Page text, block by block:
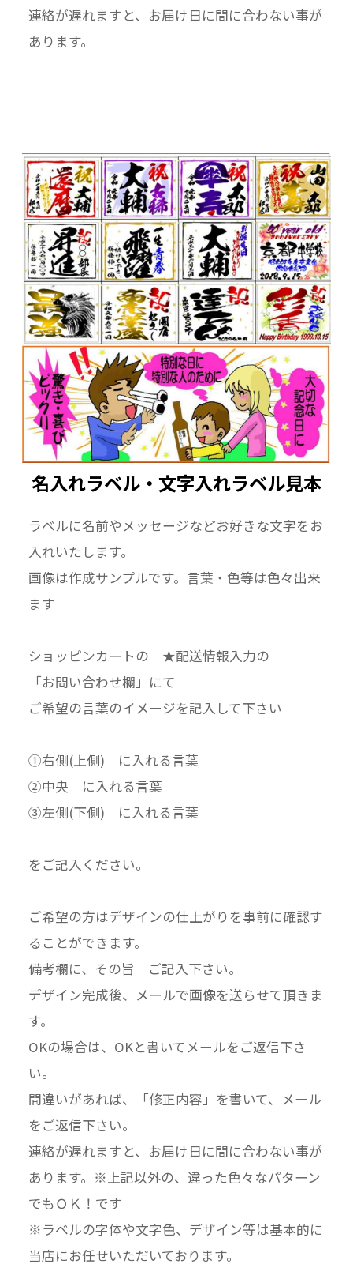
連絡が遅れますと、お届け日に間に合わない事が
あります。
名入れラベル・文字入れラベル見本
ラベルに名前やメッセージなどお好きな文字をお
入れいたします。
画像は作成サンプルです。言葉・色等は色々出来
ます
ショッピンカートの ★配送情報入力の
「お問い合わせ欄」にて
ご希望の言葉のイメージを記入して下さい
①右側(上側) に入れる言葉
②中央 に入れる言葉
③左側(下側) に入れる言葉
をご記入ください。
ご希望の方はデザインの仕上がりを事前に確認す
ることができます。
備考欄に、その旨 ご記入下さい。
デザイン完成後、メールで画像を送らせて頂きま
す。
OKの場合は、OKと書いてメールをご返信下さ
い。
間違いがあれば、「修正内容」を書いて、メール
をご返信下さい。
連絡が遅れますと、お届け日に間に合わない事が
あります。※上記以外の、違った色々なパターン
でもＯＫ！です
※ラベルの字体や文字色、デザイン等は基本的に
当店にお任せいただいております。